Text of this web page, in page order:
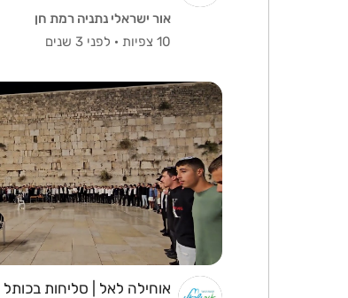
אור ישראלי נתניה רמת חן
10 צפיות
· לפני 3 שנים
אוחילה לאל | סליחות בכותל